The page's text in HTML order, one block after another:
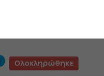
Ολοκληρώθηκε